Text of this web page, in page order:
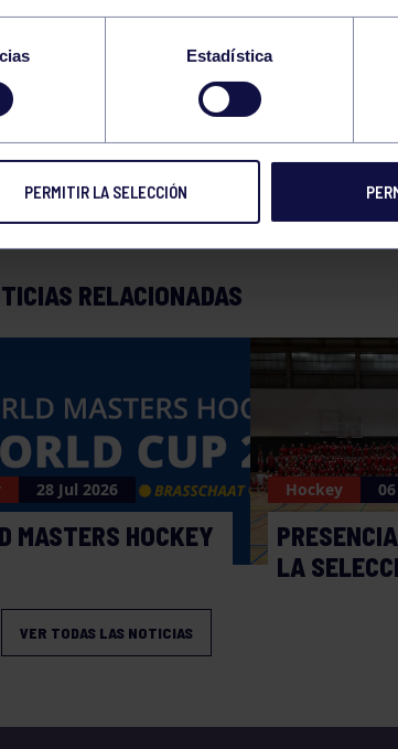
Estadística
PERMITIR LA SELECCIÓN
SARDINERO
RELACIONADAS
28 Jul 2026
MASTERS HOCKEY
Hockey
LA
VER TODAS LAS NOTICIAS